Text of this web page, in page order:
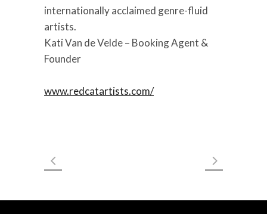
internationally acclaimed genre-fluid
artists.
Kati Van de Velde – Booking Agent &
Founder
www.redcatartists.com/